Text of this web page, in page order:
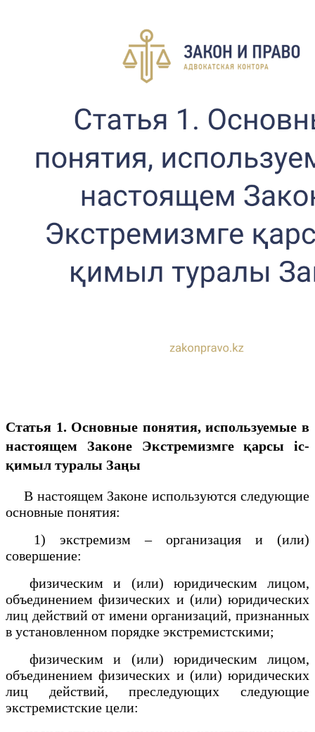
Статья 1. Основные понятия, используемые в
настоящем Законе
Экстремизмге қарсы іс-
қимыл туралы Заңы
В настоящем Законе используются следующие
основные понятия:
1) экстремизм – организация и (или)
совершение:
физическим и (или) юридическим лицом,
объединением физических и (или) юридических
лиц действий от имени организаций, признанных
в установленном порядке экстремистскими;
физическим и (или) юридическим лицом,
объединением физических и (или) юридических
лиц действий, преследующих следующие
экстремистские цели: